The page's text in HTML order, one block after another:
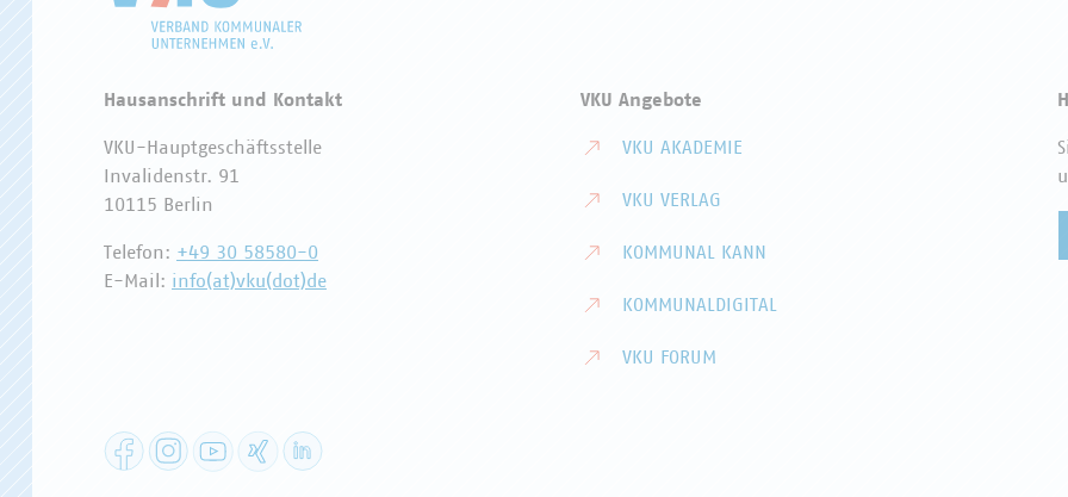
Hausanschrift und Kontakt
VKU-Hauptgeschäftsstelle
Invalidenstr. 91
10115 Berlin
Telefon: +49 30 58580-0
E-Mail: info(at)vku(dot)de
VKU Angebote
VKU AKADEMIE
VKU VERLAG
KOMMUNAL KANN
KOMMUNALDIGITAL
VKU FORUM
FacebookInstagramYouTube XING